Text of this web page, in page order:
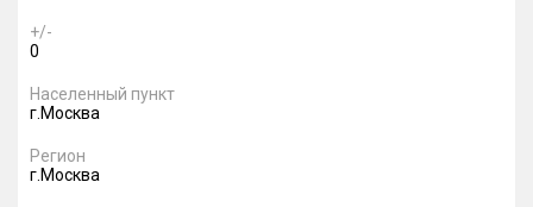
+/-
0
Населенный пункт
г.Москва
Регион
г.Москва